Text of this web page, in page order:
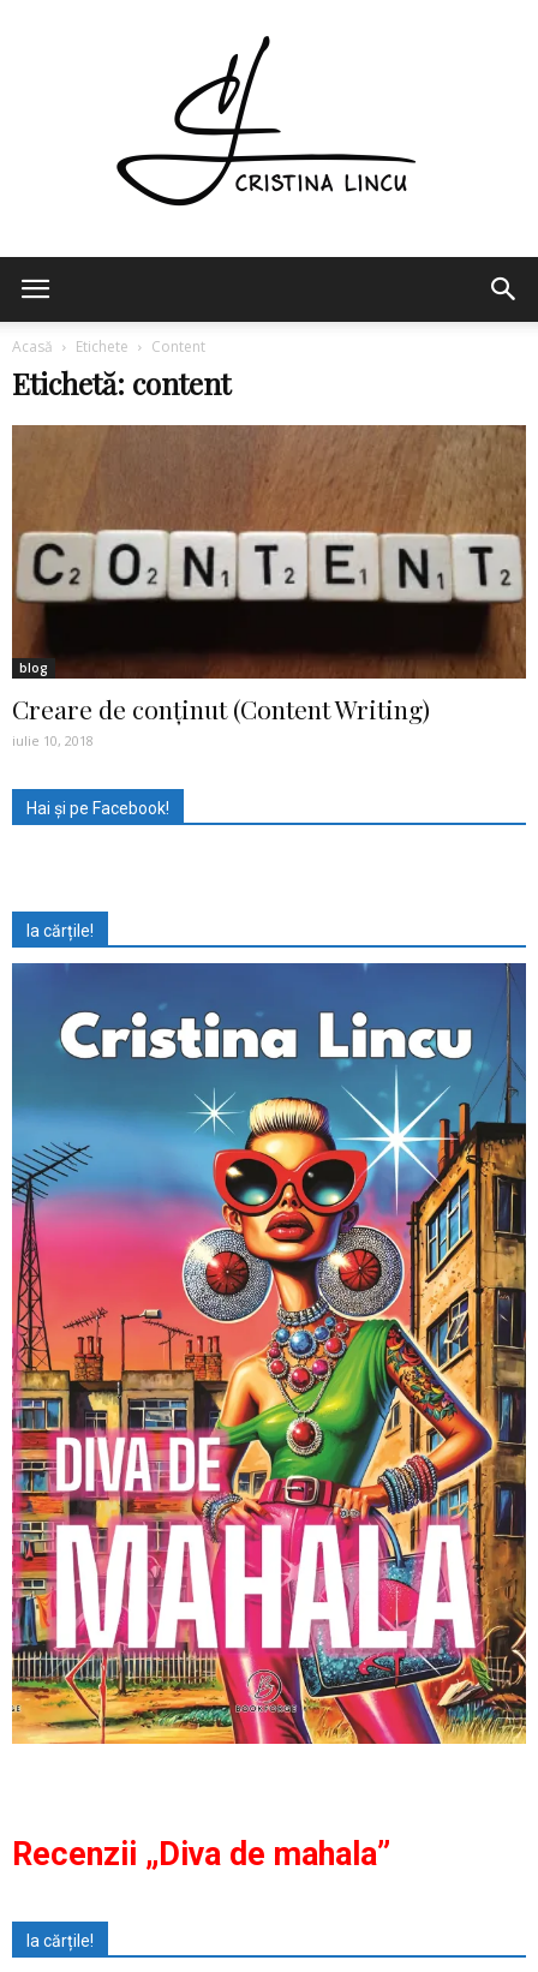
Acasă Etichete Content
Etichetă: content
blog
Creare de conţinut (Content Writing)
iulie 10, 2018
Hai și pe Facebook!
Ia cărțile!
Recenzii „Diva de mahala”
Ia cărțile!